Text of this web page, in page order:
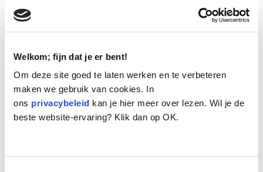
Welkom; fijn dat je er bent!
Om deze site goed te laten werken en te verbeteren
maken we gebruik van cookies. In
ons privacybeleid kan je hier meer over lezen. Wil je de
beste website-ervaring? Klik dan op OK.
Naam:
Geslacht: Teef
Reden opvang:
Gezondheid eigenaresse
Hoeveel dagen te gast geweest:
Mouz is een alleraardigst teefje van 11 jaar oud.